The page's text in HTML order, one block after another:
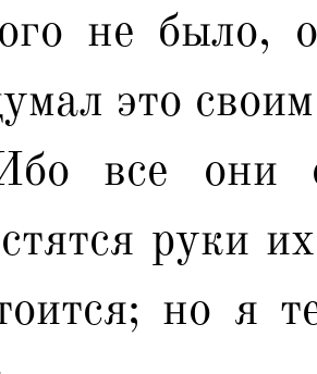
не было,
это
все они
руки
но я